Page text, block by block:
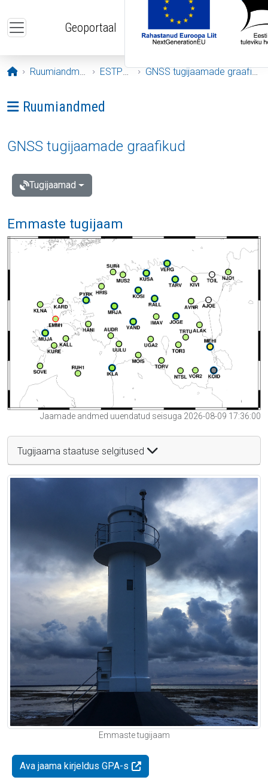
Geoportaal
Avaleht
Ruumiandmed ESTPOS GNSS tugijaamade graafikud
Ava menüü: Ruumiandmed
Ruumiandmed
GNSS tugijaamade graafikud
Tugijaamad
Emmaste tugijaam
Jaamade andmed uuendatud seisuga 2026-08-09 17:36:00
Tugijaama staatuse selgitused
Emmaste tugijaam
Ava jaama kirjeldus GPA-s